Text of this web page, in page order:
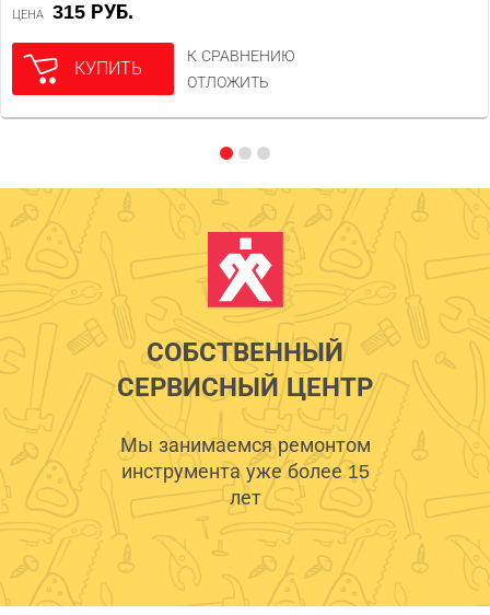
ЦЕНА 315 РУБ.
КУПИТЬ
К СРАВНЕНИЮ
ОТЛОЖИТЬ
СОБСТВЕННЫЙ
СЕРВИСНЫЙ ЦЕНТР
Мы занимаемся ремонтом
инструмента уже более 15
лет